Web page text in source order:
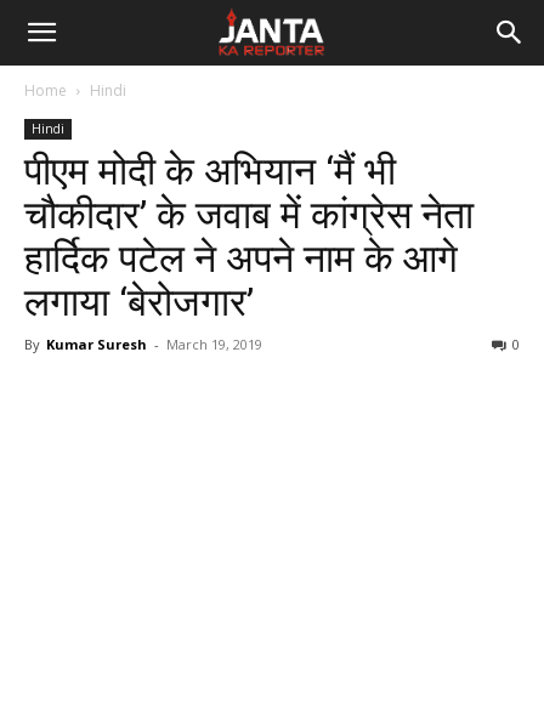
Janta
Reporter
Home Hindi
Hindi
पीएम मोदी के अभियान ‘मैं भी
चौकीदार’ के जवाब में कांग्रेस नेता
हार्दिक पटेल ने अपने नाम के आगे
लगाया ‘बेरोजगार’
By Kumar Suresh - March 19, 2019 0